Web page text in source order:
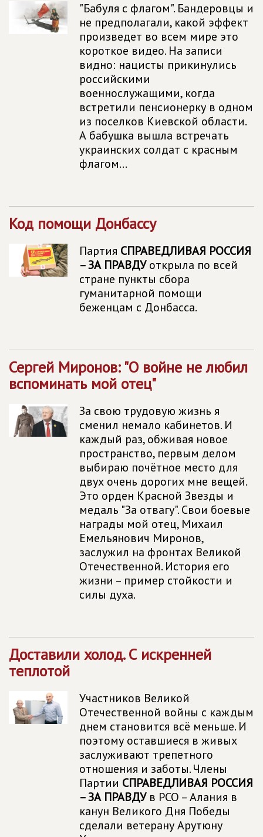
"Бабуля с флагом". Бандеровцы и
не предполагали, какой эффект
произведет во всем мире это
короткое видео. На записи
видно: нацисты прикинулись
российскими
военнослужащими, когда
встретили пенсионерку в одном
из поселков Киевской области.
А бабушка вышла встречать
украинских солдат с красным
флагом...
Код помощи Донбассу
Партия СПРАВЕДЛИВАЯ РОССИЯ
– ЗА ПРАВДУоткрыла по всей
стране пункты сбора
гуманитарной помощи
беженцам с Донбасса.
Сергей Миронов: "О войне не любил
вспоминать мой отец"
За свою трудовую жизнь я
сменил немало кабинетов. И
каждый раз, обживая новое
пространство, первым делом
выбираю почётное место для
двух очень дорогих мне вещей.
Это орден Красной Звезды и
медаль "За отвагу". Свои боевые
награды мой отец, Михаил
Емельянович Миронов,
заслужил на фронтах Великой
Отечественной. История его
жизни – пример стойкости и
силы духа.
Доставили холод. С искренней
теплотой
Участников Великой
Отечественной войны с каждым
днем становится всё меньше. И
поэтому оставшиеся в живых
заслуживают трепетного
отношения и заботы. Члены
Партии СПРАВЕДЛИВАЯ РОССИЯ
– ЗА ПРАВДУв РСО – Алания в
канун Великого Дня Победы
сделали ветерану Арутюну